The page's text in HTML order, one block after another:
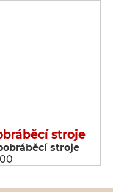
stroje
stroje